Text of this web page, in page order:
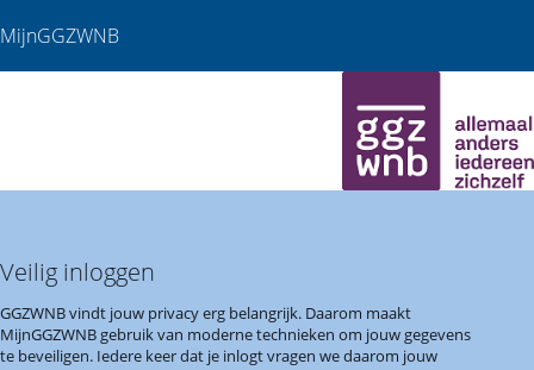
MijnGGZWNB
Veilig inloggen
GGZWNB vindt jouw privacy erg belangrijk. Daarom maakt
MijnGGZWNB gebruik van moderne technieken om jouw gegevens
te beveiligen. Iedere keer dat je inlogt vragen we daarom jouw